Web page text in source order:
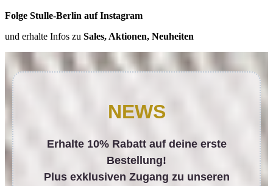
Folge Stulle-Berlin auf Instagram
und erhalte Infos zu Sales, Aktionen, Neuheiten
NEWS
Erhalte 10% Rabatt auf deine erste
Bestellung!
Plus exklusiven Zugang zu unseren